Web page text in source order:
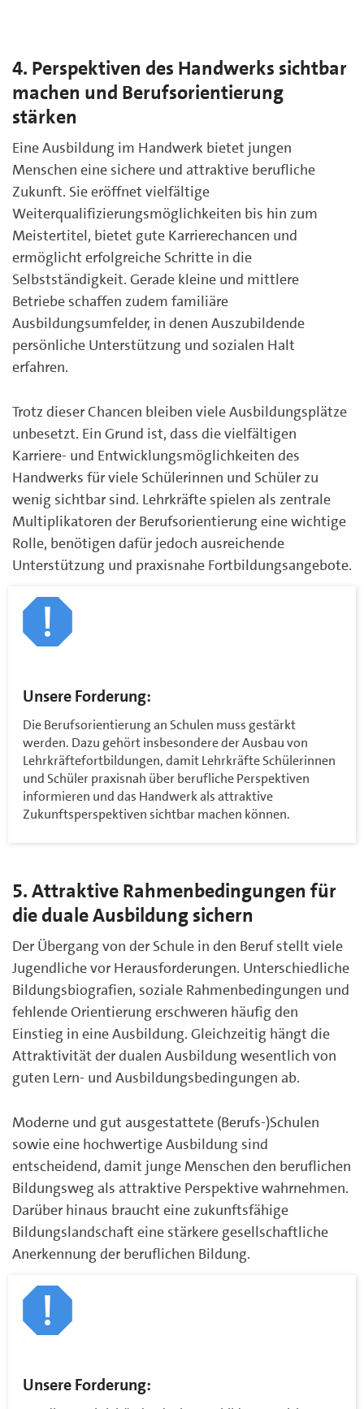
4. Perspektiven des Handwerks sichtbar
machen und Berufsorientierung
stärken
Eine Ausbildung im Handwerk bietet jungen
Menschen eine sichere und attraktive berufliche
Zukunft. Sie eröffnet vielfältige
Weiterqualifizierungsmöglichkeiten bis hin zum
Meistertitel, bietet gute Karrierechancen und
ermöglicht erfolgreiche Schritte in die
Selbstständigkeit. Gerade kleine und mittlere
Betriebe schaffen zudem familiäre
Ausbildungsumfelder, in denen Auszubildende
persönliche Unterstützung und sozialen Halt
erfahren.
Trotz dieser Chancen bleiben viele Ausbildungsplätze
unbesetzt. Ein Grund ist, dass die vielfältigen
Karriere- und Entwicklungsmöglichkeiten des
Handwerks für viele Schülerinnen und Schüler zu
wenig sichtbar sind. Lehrkräfte spielen als zentrale
Multiplikatoren der Berufsorientierung eine wichtige
Rolle, benötigen dafür jedoch ausreichende
Unterstützung und praxisnahe Fortbildungsangebote.
Unsere Forderung:
Die Berufsorientierung an Schulen muss gestärkt
werden. Dazu gehört insbesondere der Ausbau von
Lehrkräftefortbildungen, damit Lehrkräfte Schülerinnen
und Schüler praxisnah über berufliche Perspektiven
informieren und das Handwerk als attraktive
Zukunftsperspektiven sichtbar machen können.
5. Attraktive Rahmenbedingungen für
die duale Ausbildung sichern
Der Übergang von der Schule in den Beruf stellt viele
Jugendliche vor Herausforderungen. Unterschiedliche
Bildungsbiografien, soziale Rahmenbedingungen und
fehlende Orientierung erschweren häufig den
Einstieg in eine Ausbildung. Gleichzeitig hängt die
Attraktivität der dualen Ausbildung wesentlich von
guten Lern- und Ausbildungsbedingungen ab.
Moderne und gut ausgestattete (Berufs-)Schulen
sowie eine hochwertige Ausbildung sind
entscheidend, damit junge Menschen den beruflichen
Bildungsweg als attraktive Perspektive wahrnehmen.
Darüber hinaus braucht eine zukunftsfähige
Bildungslandschaft eine stärkere gesellschaftliche
Anerkennung der beruflichen Bildung.
Unsere Forderung: